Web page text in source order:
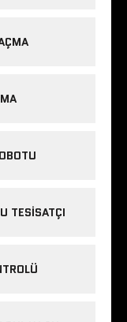
TESISATÇI